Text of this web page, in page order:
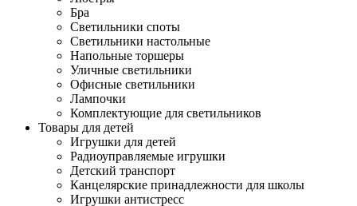
Бра
Светильники споты
Светильники настольные
Напольные торшеры
Уличные светильники
Офисные светильники
Лампочки
Комплектующие для светильников
Товары для детей
Игрушки для детей
Радиоуправляемые игрушки
Детский транспорт
Канцелярские принадлежности для школы
Игрушки антистресс